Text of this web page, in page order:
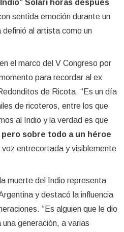
Solari horas después
sentida emoción durante un
al artista como un
el marco del V Congreso por
para recordar al ex
de Ricota. “Es un día
de ricoteros, entre los que
al Indio y la verdad es que
sobre todo a un héroe
voz entrecortada y visiblemente
muerte del Indio representa
y destacó la influencia
“Es alguien que le dio
generación, a varias